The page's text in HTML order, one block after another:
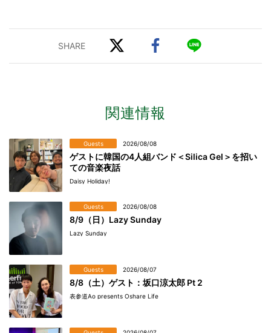
関連情報
Guests 2026/08/08
ゲストに韓国の4人組バンド＜Silica Gel＞を招い
ての音楽夜話
Daisy Holiday!
Guests 2026/08/08
8/9（日）Lazy Sunday
Lazy Sunday
Guests 2026/08/07
8/8（土）ゲスト：坂口涼太郎 Pt 2
表参道Ao presents Oshare Life